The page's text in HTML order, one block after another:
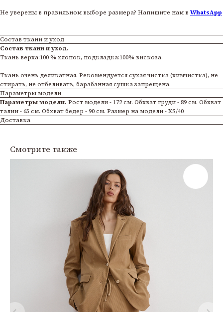
Не уверены в правильном выборе размера? Напишите нам в WhatsApp
Состав ткани и уход
Состав ткани и уход.
Ткань верха:100 % хлопок, подкладка:100% вискоза.
Ткань очень деликатная. Рекомендуется сухая чистка (химчистка), не
стирать, не отбеливать, барабанная сушка запрещена.
Параметры модели
Параметры модели. Рост модели - 172 см. Обхват груди - 89 см. Обхват
талии - 65 см. Обхват бедер - 90 см. Размер на модели - XS/40
Доставка
Смотрите также